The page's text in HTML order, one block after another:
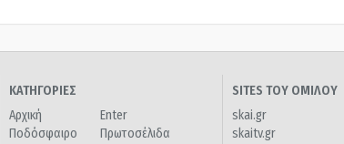
ΚΑΤΗΓΟΡΙΕΣ
Αρχική
Ποδόσφαιρο
Enter
Πρωτοσέλιδα
SITES ΤΟΥ ΟΜΙΛΟΥ
skai.gr
skaitv.gr